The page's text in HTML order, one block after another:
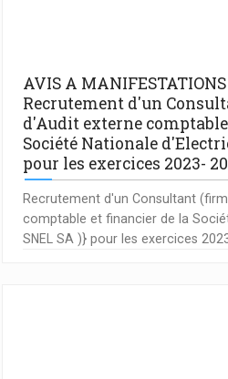
AVIS A
Recrutement d'un
d'Audit externe
Société Nationale
pour les exercices 2023-
Recrutement d'un Consultant
comptable et financier de la
SNEL SA )} pour les exercices